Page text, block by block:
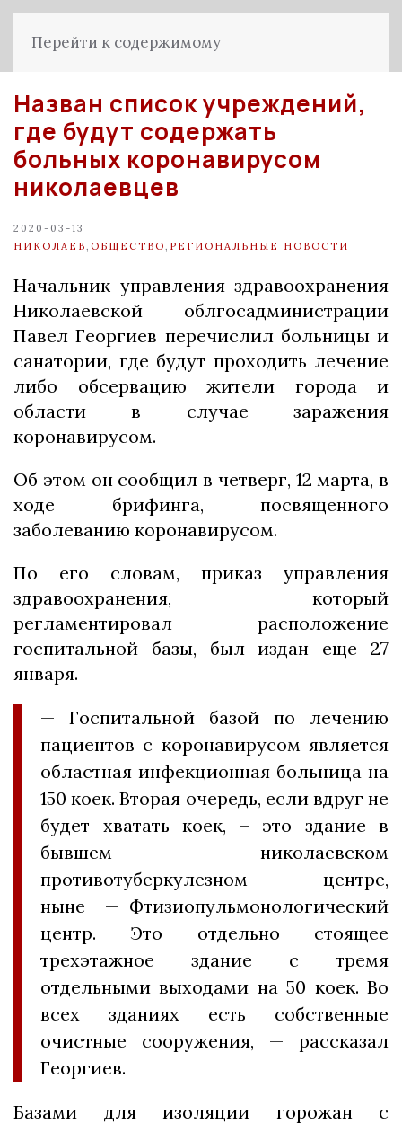
Перейти к содержимому
Назван список учреждений,
где будут содержать
больных коронавирусом
николаевцев
2020-03-13
НИКОЛАЕВ ОБЩЕСТВО РЕГИОНАЛЬНЫЕ НОВОСТИ
Начальник управления здравоохранения
Николаевской облгосадминистрации
Павел Георгиев перечислил больницы и
санатории, где будут проходить лечение
либо обсервацию жители города и
области в случае заражения
коронавирусом.
Об этом он сообщил в четверг, 12 марта, в
ходе брифинга, посвященного
заболеванию коронавирусом.
По его словам, приказ управления
здравоохранения, который
регламентировал расположение
госпитальной базы, был издан еще 27
января.
— Госпитальной базой по лечению
пациентов с коронавирусом является
областная инфекционная больница на
150 коек. Вторая очередь, если вдруг не
будет хватать коек, – это здание в
бывшем николаевском
противотуберкулезном центре,
ныне — Фтизиопульмонологический
центр. Это отдельно стоящее
трехэтажное здание с тремя
отдельными выходами на 50 коек. Во
всех зданиях есть собственные
очистные сооружения, — рассказал
Георгиев.
Базами для изоляции горожан с